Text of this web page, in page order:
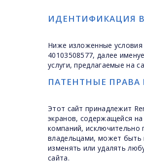
ИДЕНТИФИКАЦИЯ
Ниже изложенные условия
40103508577, далее
услуги, предлагаемые на
ПАТЕНТНЫЕ
Этот сайт принадлежит
экранов, содержащейся
компаний, исключительно
владельцами, может быть
изменять или удалять
сайта.